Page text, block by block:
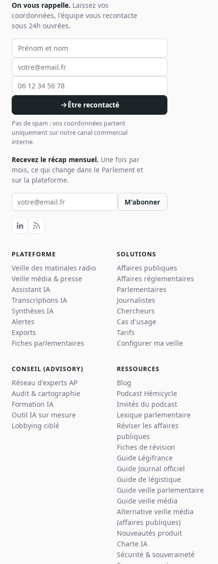
On vous rappelle. Laissez vos
coordonnées, l'équipe vous recontacte
sous 24h ouvrées.
Votre prénom et nom
Votre email
Votre téléphone
Être recontacté
Pas de spam : vos coordonnées partent
uniquement sur notre canal commercial
interne.
Recevez le récap mensuel. Une fois par
mois, ce qui change dans le Parlement et
sur la plateforme.
Votre email pour la newsletter
M'abonner
PLATEFORME
Veille des matinales radio
Veille média & presse
Assistant IA
Transcriptions IA
Synthèses IA
Alertes
Exports
Fiches parlementaires
SOLUTIONS
Affaires publiques
Affaires réglementaires
Parlementaires
Journalistes
Chercheurs
Cas d'usage
Tarifs
Configurer ma veille
CONSEIL (ADVISORY)
Réseau d'experts AP
Audit & cartographie
Formation IA
Outil IA sur mesure
Lobbying ciblé
RESSOURCES
Blog
Podcast Hémicycle
Invités du podcast
Lexique parlementaire
Réviser les affaires
publiques
Fiches de révision
Guide Légifrance
Guide Journal officiel
Guide de légistique
Guide veille parlementaire
Guide veille média
Alternative veille média
(affaires publiques)
Nouveautés produit
Charte IA
Sécurité & souveraineté